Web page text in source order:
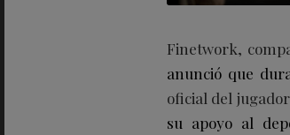
Finetwork,
anunció que
oficial del
su apoyo al